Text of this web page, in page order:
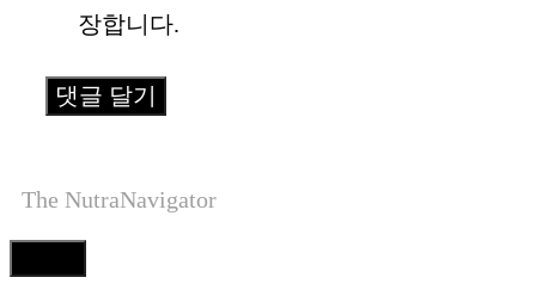
장합니다.
The NutraNavigator
Close